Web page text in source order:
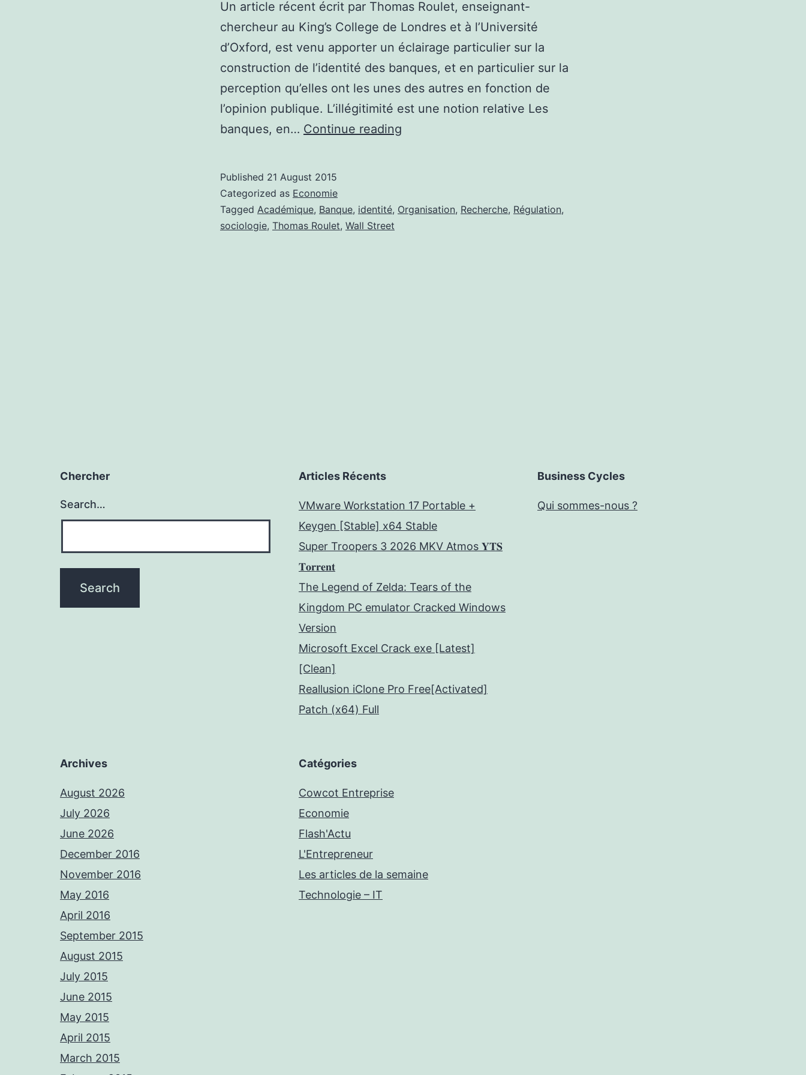
Un article récent écrit par Thomas Roulet, enseignant-
chercheur au King’s College de Londres et à l’Université
d’Oxford, est venu apporter un éclairage particulier sur la
construction de l’identité des banques, et en particulier sur la
perception qu’elles ont les unes des autres en fonction de
l’opinion publique. L’illégitimité est une notion relative Les
banques, en… Continue reading
méchant »,
Published 21 August 2015
Categorized as Economie
Tagged Académique, Banque, identité, Organisation, Recherche, Régulation,
sociologie, Thomas Roulet, Wall Street
Chercher
Search…
Articles Récents
VMware Workstation 17 Portable +
Keygen [Stable] x64 Stable
Super Troopers 3 2026 MKV Atmos 𝐘𝐓𝐒
𝐓𝐨𝐫𝐫𝐞𝐧𝐭
The Legend of Zelda: Tears of the
Kingdom PC emulator Cracked Windows
Version
Microsoft Excel Crack exe [Latest]
[Clean]
Reallusion iClone Pro Free[Activated]
Patch (x64) Full
Business Cycles
Qui sommes-nous ?
Archives
August 2026
July 2026
June 2026
December 2016
November 2016
May 2016
April 2016
September 2015
August 2015
July 2015
June 2015
May 2015
April 2015
March 2015
Catégories
Cowcot Entreprise
Economie
Flash'Actu
L'Entrepreneur
Les articles de la semaine
Technologie – IT